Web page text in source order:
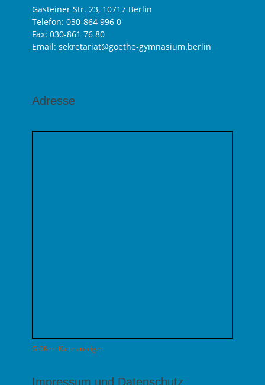
Gasteiner Str. 23, 10717 Berlin
Telefon: 030-864 996 0
Fax: 030-861 76 80
Email: sekretariat@goethe-gymnasium.berlin
Adresse
Größere Karte anzeigen
Impressum und Datenschutz